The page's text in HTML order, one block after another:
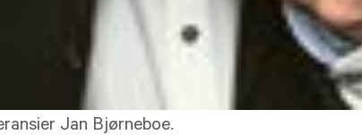
Jan Bjørneboe.